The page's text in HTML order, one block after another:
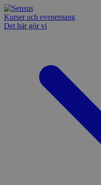
Kurser och evenemang
Det här gör vi